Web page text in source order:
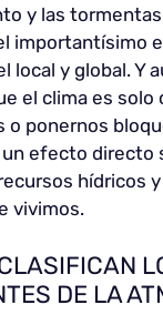
y las
importantísimo
local y global. Y
el clima es solo
o ponernos
efecto directo
hídricos
vivimos.
DE LA